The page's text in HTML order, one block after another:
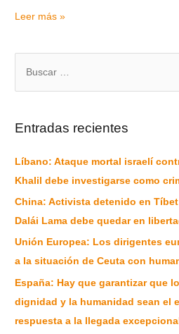
Leer más »
Entradas recientes
Líbano: Ataque mortal israelí
Khalil debe investigarse como
China: Activista detenido en
Dalái Lama debe quedar en
Unión Europea: Los dirigentes
a la situación de Ceuta con
España: Hay que garantizar que
dignidad y la humanidad sean el
respuesta a la llegada